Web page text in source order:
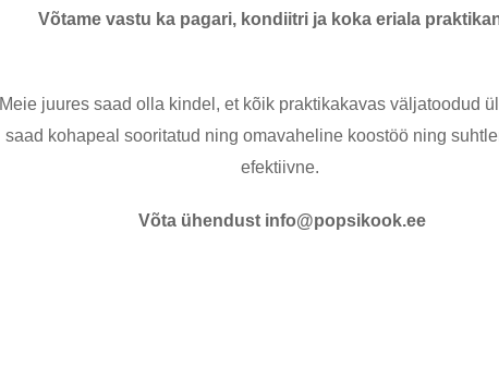
Võtame vastu ka pagari, kondiitri ja koka eriala
Meie juures saad olla kindel, et kõik praktikakavas väljatoodud
saad kohapeal sooritatud ning omavaheline koostöö ning
efektiivne.
Võta ühendust info@popsikook.ee